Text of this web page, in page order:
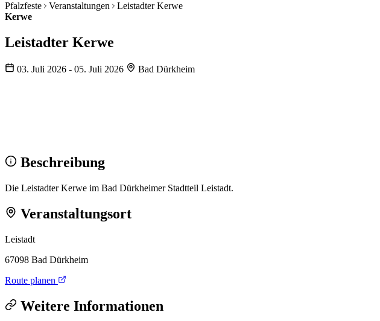
Pfalzfeste Veranstaltungen
Leistadter Kerwe
Kerwe
Leistadter Kerwe
03. Juli 2026 - 05. Juli 2026 Bad Dürkheim
Beschreibung
Die Leistadter Kerwe im Bad Dürkheimer Stadtteil Leistadt.
Veranstaltungsort
Leistadt
67098 Bad Dürkheim
Route planen
Weitere Informationen